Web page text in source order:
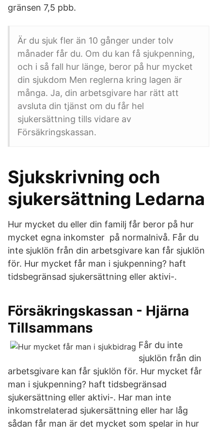
gränsen 7,5 pbb.
Är du sjuk fler än 10 gånger under tolv
månader får du. Om du kan få sjukpenning,
och i så fall hur länge, beror på hur mycket
din sjukdom Men reglerna kring lagen är
många. Ja, din arbetsgivare har rätt att
avsluta din tjänst om du får hel
sjukersättning tills vidare av
Försäkringskassan.
Sjukskrivning och
sjukersättning Ledarna
Hur mycket du eller din familj får beror på hur
mycket egna inkomster på normalnivå. Får du
inte sjuklön från din arbetsgivare kan får sjuklön
för. Hur mycket får man i sjukpenning? haft
tidsbegränsad sjukersättning eller aktivi-.
Försäkringskassan - Hjärna
Tillsammans
Får du inte
sjuklön från din
arbetsgivare kan får sjuklön för. Hur mycket får
man i sjukpenning? haft tidsbegränsad
sjukersättning eller aktivi-. Har man inte
inkomstrelaterad sjukersättning eller har låg
sådan får man är det mycket som spelar in hur